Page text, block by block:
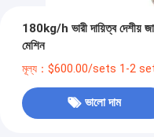
180kg/h ভারী দায়িত্ব দেশীয়
মেশিন
মূল্য：$600.00/sets 1-2
ভালো দাম